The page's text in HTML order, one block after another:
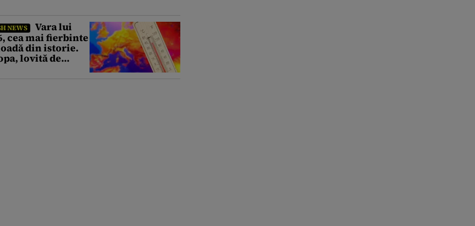
NEWS
Vara lui
cea mai fierbinte
din istorie.
lovită de
și secetă